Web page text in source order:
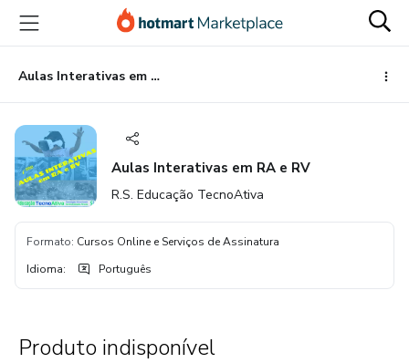
para
conteúdo
principal
para
pagamento
para
rodapé
Aulas Interativas em RA e RV
Aulas Interativas em RA e RV
R.S. Educação TecnoAtiva
Formato: Cursos Online e Serviços de Assinatura
Idioma: Português
Produto indisponível